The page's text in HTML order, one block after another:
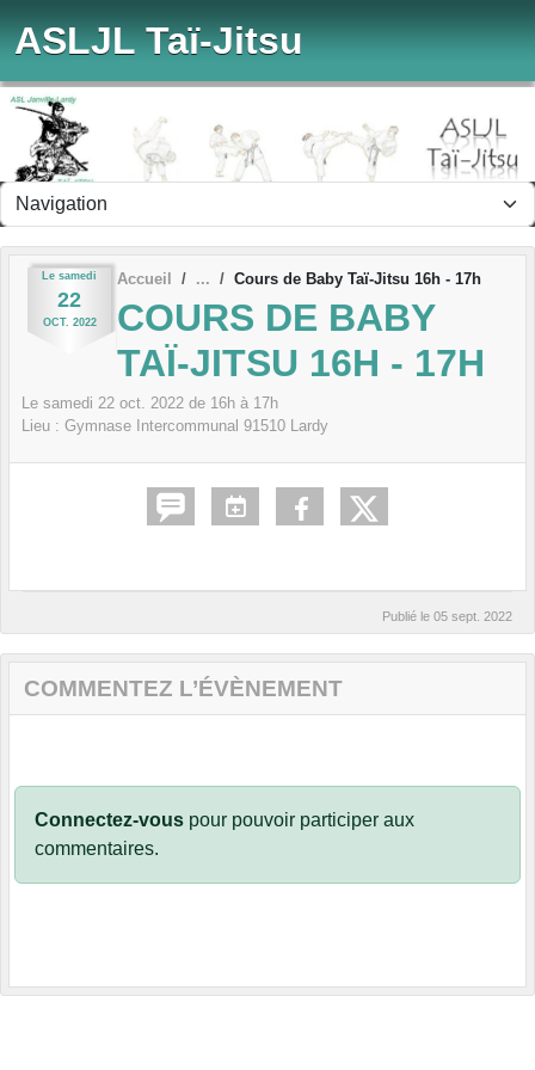
ASLJL Taï-Jitsu
Le samedi
22
OCT. 2022
Accueil Cours de Baby Taï-Jitsu 16h - 17h
COURS DE BABY
TAÏ-JITSU 16H - 17H
Le samedi 22 oct. 2022 de 16h à 17h
Lieu : Gymnase Intercommunal 91510 Lardy
Publié le 05 sept. 2022
COMMENTEZ L’ÉVÈNEMENT
Connectez-vous pour pouvoir participer aux
commentaires.